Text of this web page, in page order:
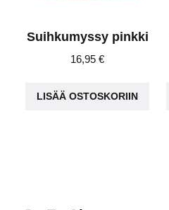
Suihkumyssy pinkki
16,95€
LISÄÄ OSTOSKORIIN